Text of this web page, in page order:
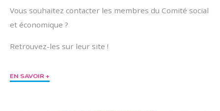
Vous souhaitez contacter les membres du Comité social
et économique ?
Retrouvez-les sur leur site !
EN SAVOIR +"Contacter